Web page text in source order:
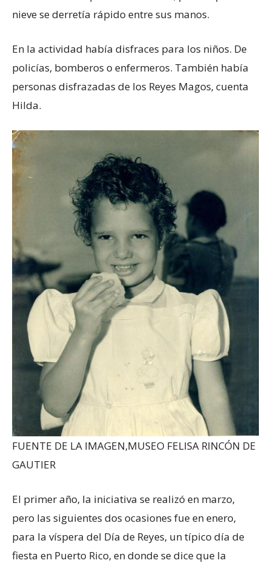
nieve se derretía rápido entre sus manos.
En la actividad había disfraces para los niños. De
policías, bomberos o enfermeros. También había
personas disfrazadas de los Reyes Magos, cuenta
Hilda.
FUENTE DE LA IMAGEN,MUSEO FELISA RINCÓN DE
GAUTIER
El primer año, la iniciativa se realizó en marzo,
pero las siguientes dos ocasiones fue en enero,
para la víspera del Día de Reyes, un típico día de
fiesta en Puerto Rico, en donde se dice que la